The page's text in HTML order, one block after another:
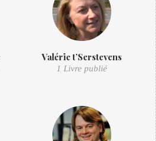
Valérie t’Serstevens
1 Livre publié